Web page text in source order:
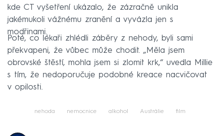
kde CT vyšetření ukázalo, že zázračně unikla
jakémukoli vážnému zranění a vyvázla jen s
modřinami.
Poté, co lékaři zhlédli záběry z nehody, byli sami
překvapeni, že vůbec může chodit. „Měla jsem
obrovské štěstí, mohla jsem si zlomit krk,“ uvedla Millie
s tím, že nedoporučuje podobné kreace nacvičovat
v opilosti.
nehoda nemocnice alkohol Austrálie film